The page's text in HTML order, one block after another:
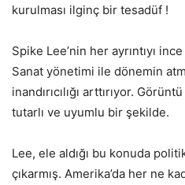
kurulması ilginç bir tesadüf !
Spike Lee’nin her ayrıntıyı
Sanat yönetimi ile dönemin
inandırıcılığı arttırıyor.
tutarlı ve uyumlu bir şekilde.
Lee, ele aldığı bu konuda
çıkarmış. Amerika’da her ne